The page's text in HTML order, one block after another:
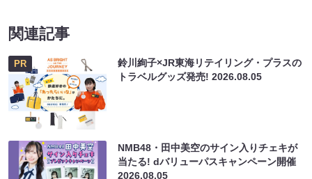
関連記事
PR
鈴川絢子×JR東海リテイリング・プラスの
トラベルグッズ発売!2026.08.05
NMB48・田中美空のサイン入りチェキが
当たる! dバリューパスキャンペーン開催
2026.08.05